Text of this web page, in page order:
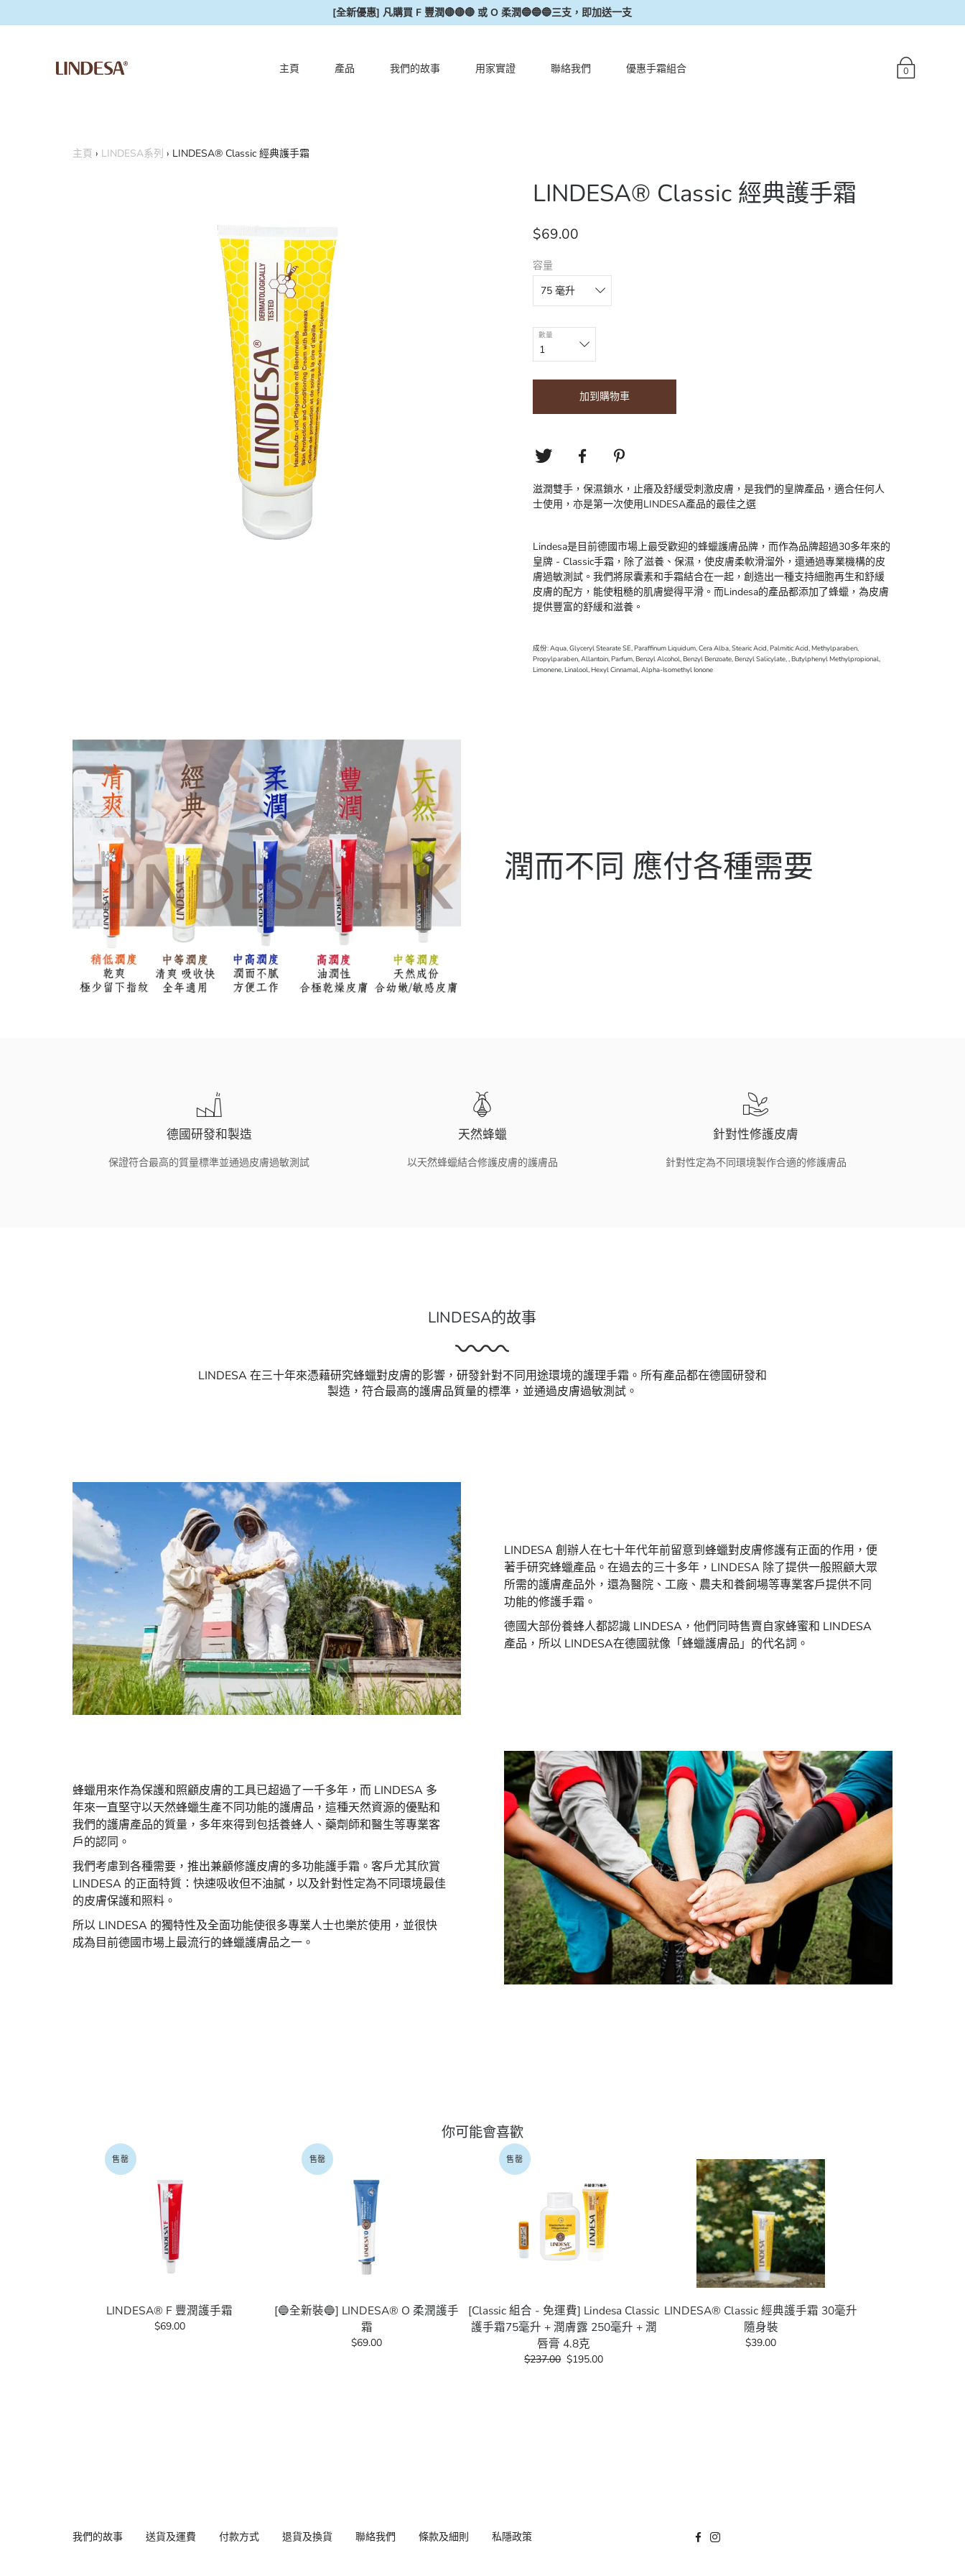
[全新優惠] 凡購買 F 豐潤🔴🔴🔴 或 O 柔潤🔵🔵🔵三支，即加送一支
0
主頁 產品 我們的故事 用家實證 聯絡我們 優惠手霜組合
主頁 › LINDESA系列 › LINDESA® Classic 經典護手霜
LINDESA® Classic 經典護手霜
$69.00
容量
數量
加到購物車
滋潤雙手，保濕鎖水，止癢及舒緩受刺激皮膚，是我們的皇牌產品，適合任何人
士使用，亦是第一次使用LINDESA產品的最佳之選
Lindesa是目前德國市場上最受歡迎的蜂蠟護膚品牌，而作為品牌超過30多年來的
皇牌 - Classic手霜，除了滋養、保濕，使皮膚柔軟滑溜外，還通過專業機構的皮
膚過敏測試。我們將尿囊素和手霜結合在一起，創造出一種支持細胞再生和舒緩
皮膚的配方，能使粗糙的肌膚變得平滑。而Lindesa的產品都添加了蜂蠟，為皮膚
提供豐富的舒緩和滋養。
成份: Aqua, Glyceryl Stearate SE, Paraffinum Liquidum, Cera Alba, Stearic Acid, Palmitic Acid, Methylparaben,
Propylparaben, Allantoin, Parfum, Benzyl Alcohol, Benzyl Benzoate, Benzyl Salicylate, , Butylphenyl Methylpropional,
Limonene, Linalool, Hexyl Cinnamal, Alpha-Isomethyl Ionone
潤而不同 應付各種需要
德國研發和製造
保證符合最高的質量標準並通過皮膚過敏測試
天然蜂蠟
以天然蜂蠟結合修護皮膚的護膚品
針對性修護皮膚
針對性定為不同環境製作合適的修護膚品
LINDESA的故事
LINDESA 在三十年來憑藉研究蜂蠟對皮膚的影響，研發針對不同用途環境的護理手霜。所有產品都在德國研發和
製造，符合最高的護膚品質量的標準，並通過皮膚過敏測試。
LINDESA 創辦人在七十年代年前留意到蜂蠟對皮膚修護有正面的作用，便
著手研究蜂蠟產品。在過去的三十多年，LINDESA 除了提供一般照顧大眾
所需的護膚產品外，還為醫院、工廠、農夫和養飼場等專業客戶提供不同
功能的修護手霜。
德國大部份養蜂人都認識 LINDESA，他們同時售賣自家蜂蜜和 LINDESA
產品，所以 LINDESA在德國就像「蜂蠟護膚品」的代名詞。
蜂蠟用來作為保護和照顧皮膚的工具已超過了一千多年，而 LINDESA 多
年來一直堅守以天然蜂蠟生產不同功能的護膚品，這種天然資源的優點和
我們的護膚產品的質量，多年來得到包括養蜂人、藥劑師和醫生等專業客
戶的認同。
我們考慮到各種需要，推出兼顧修護皮膚的多功能護手霜。客戶尤其欣賞
LINDESA 的正面特質：快速吸收但不油膩，以及針對性定為不同環境最佳
的皮膚保護和照料。
所以 LINDESA 的獨特性及全面功能使很多專業人士也樂於使用，並很快
成為目前德國市場上最流行的蜂蠟護膚品之一。
你可能會喜歡
售罄
LINDESA® F 豐潤護手霜
$69.00
售罄
[🔵全新裝🔵] LINDESA® O 柔潤護手
霜
$69.00
售罄
[Classic 組合 - 免運費] Lindesa Classic
護手霜75毫升 + 潤膚露 250毫升 + 潤
唇膏 4.8克
$237.00$195.00
LINDESA® Classic 經典護手霜 30毫升
隨身裝
$39.00
我們的故事 送貨及運費 付款方式 退貨及換貨 聯絡我們 條款及細則 私隱政策 Translation Missing: Zh-HK.general.footer.facebook
Translation Missing: Zh-HK.general.footer.instagram